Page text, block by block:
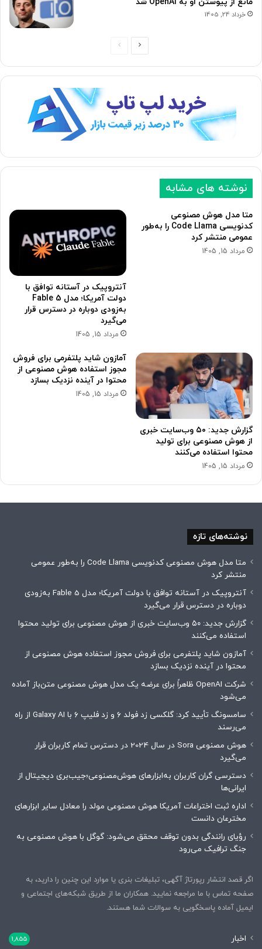
مانع از پیوستن او به OpenAI شد
خرداد 24, 1405
ح
ق
ب
ی
ح
ه
ع
ی
نوشته های مشابه
متا مدل هوش مصنوعی
کدنویسی Code Llama را به‌طور
عمومی منتشر کرد
مرداد 15, 1405
آنتروپیک در آستانه توافق با
دولت آمریکا؛ مدل Fable 5
به‌زودی دوباره در دسترس قرار
می‌گیرد
مرداد 15, 1405
گزارش جدید: ۵۰ وب‌سایت خبری
از هوش مصنوعی برای تولید
محتوا استفاده می‌کنند
مرداد 15, 1405
آمازون شاید پلتفرمی برای فروش
مجوز استفاده هوش مصنوعی از
محتوا در آینده نزدیک بسازد
مرداد 15, 1405
نوشته‌های تازه
متا مدل هوش مصنوعی کدنویسی Code Llama را به‌طور عمومی
منتشر کرد
آنتروپیک در آستانه توافق با دولت آمریکا؛ مدل Fable 5 به‌زودی
دوباره در دسترس قرار می‌گیرد
گزارش جدید: ۵۰ وب‌سایت خبری از هوش مصنوعی برای تولید محتوا
استفاده می‌کنند
آمازون شاید پلتفرمی برای فروش مجوز استفاده هوش مصنوعی از
محتوا در آینده نزدیک بسازد
شرکت OpenAI ظاهراً برای عرضه یک مدل هوش مصنوعی متن‌باز آماده
می‌شود
سامسونگ تأیید کرد: گلکسی زد فولد ۶ و زد فلیپ ۶ با Galaxy AI از راه
می‌رسند
هوش مصنوعی Sora در سال 2024 در دسترس تمام کاربران قرار
می‌گیرد
دسترسی گران کاربران به‌ابزارهای هوش‌مصنوعی؛جیب‌بری دیجیتال از
ایرانی‌ها
اداره ثبت اختراعات آمریکا هوش مصنوعی مولد را معادل سایر ابزارهای
مخترعان دانست
رؤیای رانندگی بدون توقف محقق می‌شود: گوگل با هوش مصنوعی به
جنگ ترافیک می‌رود
اگر قصد انتشار رپورتاژ آگهی، تبلیغات بنری یا موارد این چنین را دارید، به
صفحه تماس با ما مراجعه نمایید. همکاران ما از طریق شبکه‌های اجتماعی و
ایمیل آماده پاسخگویی به سوالات شما هستند.
اخبار 1,855